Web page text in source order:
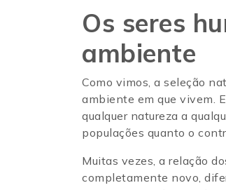
Os seres
ambiente
Como vimos, a seleção
ambiente em que vivem.
qualquer natureza a
populações quanto o
Muitas vezes, a relação
completamente novo,